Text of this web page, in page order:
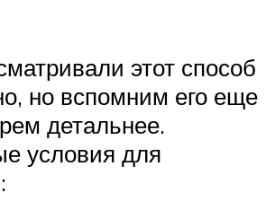
этот способ
но вспомним его еще
детальнее.
условия для